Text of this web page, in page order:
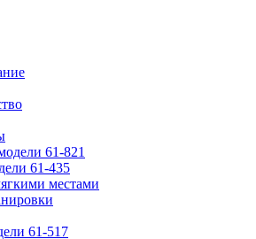
61-821
61-435
местами
61-517